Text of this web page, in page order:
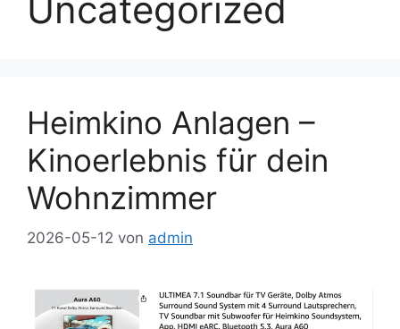
Uncategorized
Heimkino Anlagen –
Kinoerlebnis für dein
Wohnzimmer
2026-05-12 von admin